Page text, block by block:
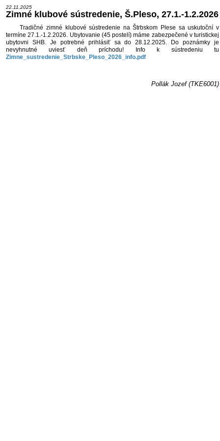
22.11.2025
Zimné klubové sústredenie, Š.Pleso, 27.1.-1.2.2026
Tradičné zimné klubové sústredenie na Štrbskom Plese sa uskutoční v
termíne 27.1.-1.2.2026. Ubytovanie (45 postelí) máme zabezpečené v turistickej
ubytovni SHB. Je potrebné prihlásiť sa do 28.12.2025. Do poznámky je
nevyhnutné uviesť deň príchodu! Info k sústredeniu tu
Zimne_sustredenie_Strbske_Pleso_2026_info.pdf
Pollák Jozef (TKE6001)